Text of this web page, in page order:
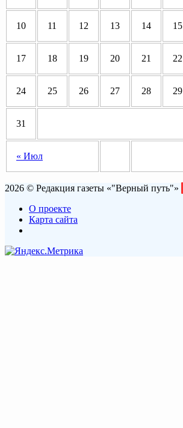
« Июл
10 11 12 13 14 15
17 18 19 20 21 22
24 25 26 27 28 29
31
2026 © Редакция газеты «"Верный путь"»
О проекте
Карта сайта